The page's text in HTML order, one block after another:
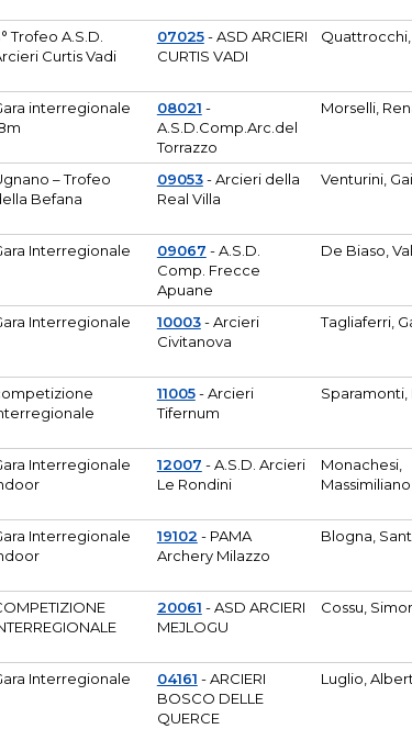
Trofeo A.S.D.
Curtis Vadi
07025- ASD ARCIERI
CURTIS VADI
interregionale
08021 -
A.S.D.Comp.Arc.del
Torrazzo
Morselli,
– Trofeo
Befana
09053- Arcieri della
Real Villa
Venturini,
Interregionale 09067 - A.S.D.
Comp. Frecce
Apuane
De Biaso,
Interregionale 10003- Arcieri
Civitanova
Tagliaferri,
11005- Arcieri
Tifernum
Sparamonti,
Interregionale
12007 - A.S.D. Arcieri
Le Rondini
Monachesi,
Massimiliano
Interregionale
19102 - PAMA
Archery Milazzo
Blogna,
20061 - ASD ARCIERI
MEJLOGU
Cossu,
Interregionale 04161 - ARCIERI
BOSCO DELLE
QUERCE
Luglio,